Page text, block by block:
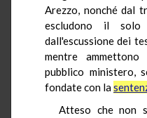
Arezzo, nonché dal
escludono il solo
dall'escussione dei
mentre
pubblico ministero,
fondate con la
Atteso che non